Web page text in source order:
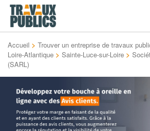
Accueil > Trouver un entreprise de travaux
Loire-Atlantique > Sainte-Luce-sur-Loire >
(SARL)